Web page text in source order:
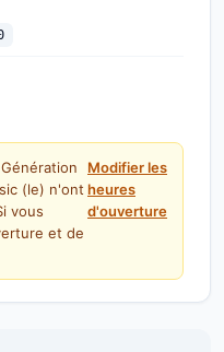
(le) n'ont
vous
et de
Modifier les
heures
d'ouverture